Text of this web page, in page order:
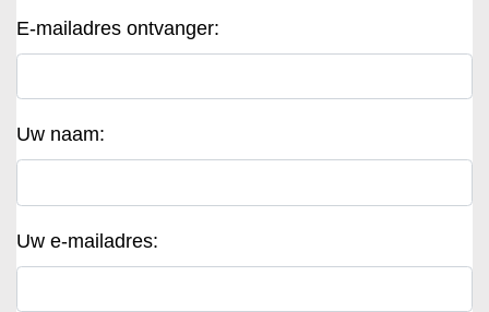
E-mailadres ontvanger:
Uw naam:
Uw e-mailadres: